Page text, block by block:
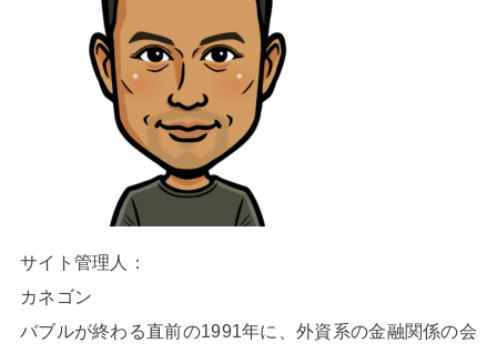
サイト管理人：
カネゴン
バブルが終わる直前の1991年に、外資系の金融関係の会